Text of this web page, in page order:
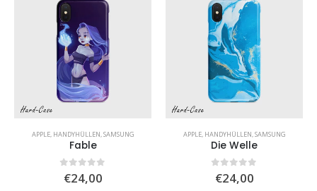
APPLE, HANDYHÜLLEN,SAMSUNG
Fable
0von 5
€24,00
APPLE, HANDYHÜLLEN,SAMSUNG
Die Welle
0von 5
€24,00